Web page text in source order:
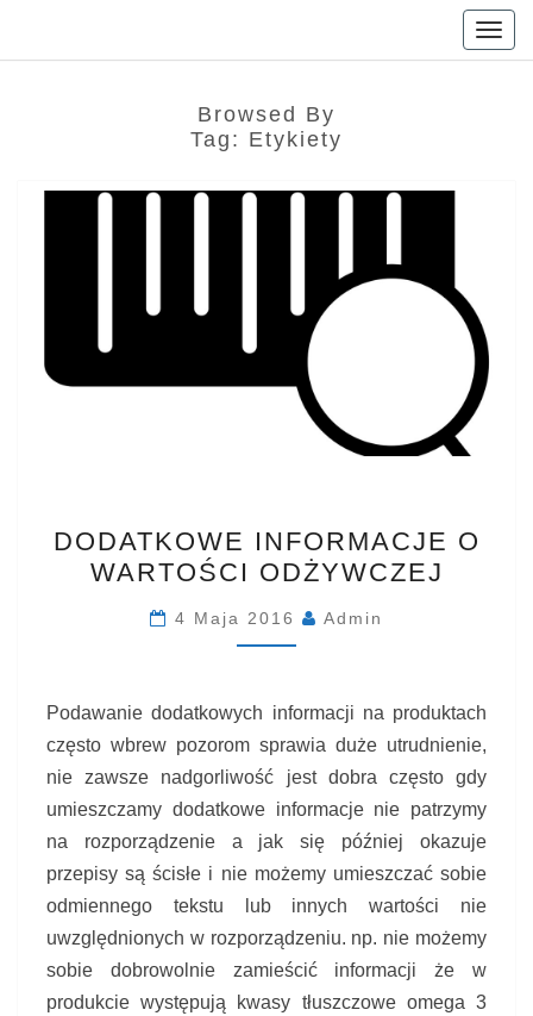
Browsed By
Tag: Etykiety
INFORMACJE
O
WARTOŚCI
ODŻYWCZEJ
DODATKOWE INFORMACJE O
WARTOŚCI ODŻYWCZEJ
4 Maja 2016 Admin
Podawanie dodatkowych informacji na produktach
często wbrew pozorom sprawia duże utrudnienie,
nie zawsze nadgorliwość jest dobra często gdy
umieszczamy dodatkowe informacje nie patrzymy
na rozporządzenie a jak się później okazuje
przepisy są ścisłe i nie możemy umieszczać sobie
odmiennego tekstu lub innych wartości nie
uwzględnionych w rozporządzeniu. np. nie możemy
sobie dobrowolnie zamieścić informacji że w
produkcie występują kwasy tłuszczowe omega 3